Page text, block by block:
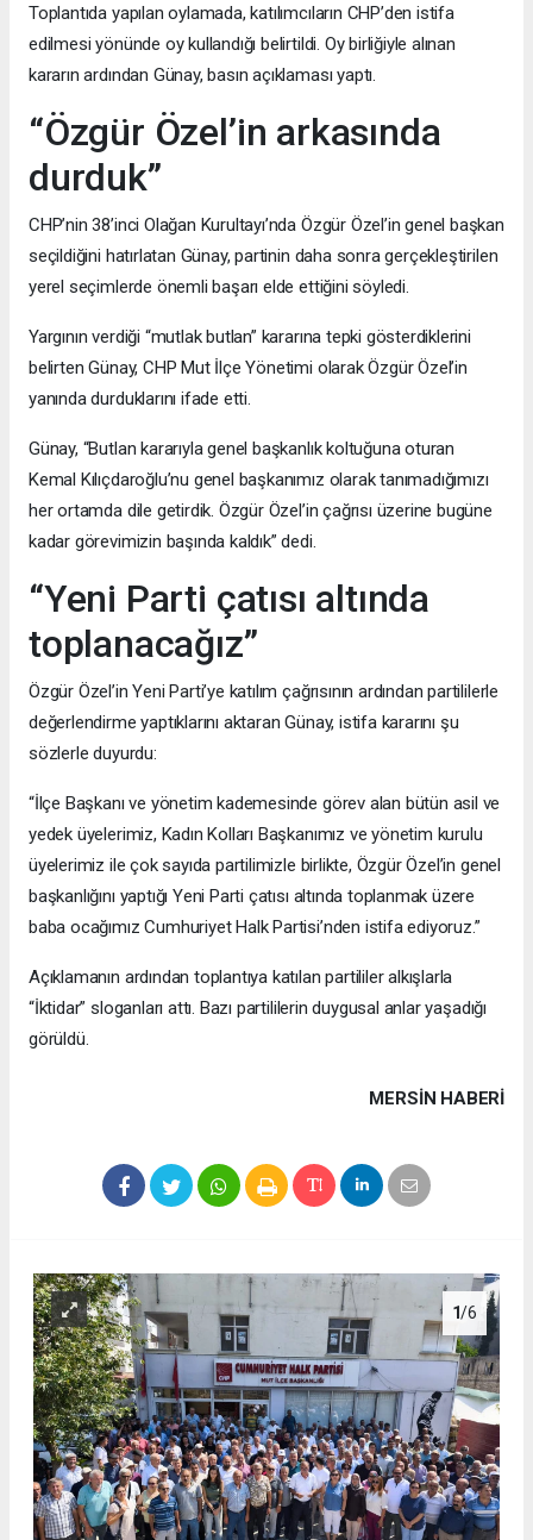
Toplantıda yapılan oylamada, katılımcıların CHP’den istifa
edilmesi yönünde oy kullandığı belirtildi. Oy birliğiyle alınan
kararın ardından Günay, basın açıklaması yaptı.
“Özgür Özel’in arkasında
durduk”
CHP’nin 38’inci Olağan Kurultayı’nda Özgür Özel’in genel başkan
seçildiğini hatırlatan Günay, partinin daha sonra gerçekleştirilen
yerel seçimlerde önemli başarı elde ettiğini söyledi.
Yargının verdiği “mutlak butlan” kararına tepki gösterdiklerini
belirten Günay, CHP Mut İlçe Yönetimi olarak Özgür Özel’in
yanında durduklarını ifade etti.
Günay, “Butlan kararıyla genel başkanlık koltuğuna oturan
Kemal Kılıçdaroğlu’nu genel başkanımız olarak tanımadığımızı
her ortamda dile getirdik. Özgür Özel’in çağrısı üzerine bugüne
kadar görevimizin başında kaldık” dedi.
“Yeni Parti çatısı altında
toplanacağız”
Özgür Özel’in Yeni Parti’ye katılım çağrısının ardından partililerle
değerlendirme yaptıklarını aktaran Günay, istifa kararını şu
sözlerle duyurdu:
“İlçe Başkanı ve yönetim kademesinde görev alan bütün asil ve
yedek üyelerimiz, Kadın Kolları Başkanımız ve yönetim kurulu
üyelerimiz ile çok sayıda partilimizle birlikte, Özgür Özel’in genel
başkanlığını yaptığı Yeni Parti çatısı altında toplanmak üzere
baba ocağımız Cumhuriyet Halk Partisi’nden istifa ediyoruz.”
Açıklamanın ardından toplantıya katılan partililer alkışlarla
“İktidar” sloganları attı. Bazı partililerin duygusal anlar yaşadığı
görüldü.
MERSIN HABERİ
1/6